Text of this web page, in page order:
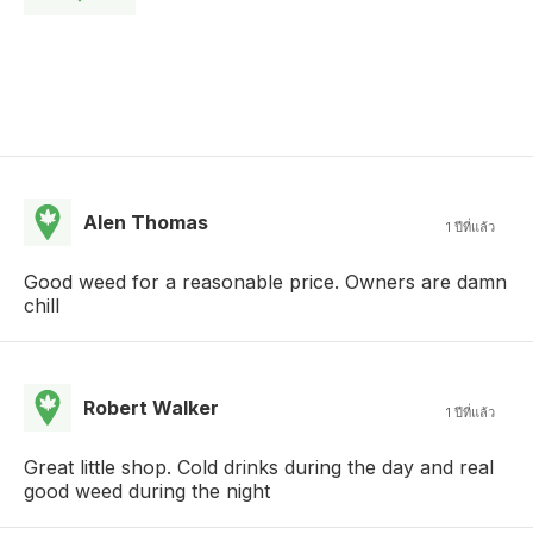
Alen Thomas 1 ปีที่แล้ว
Good weed for a reasonable price. Owners are damn
chill
Robert Walker 1 ปีที่แล้ว
Great little shop. Cold drinks during the day and real
good weed during the night